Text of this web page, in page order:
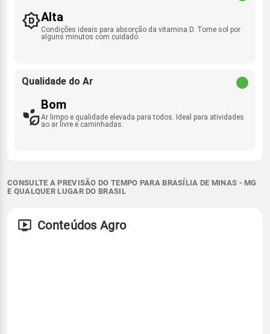
Alta
Condições ideais para absorção da vitamina D. Tome sol por
alguns minutos com cuidado.
Qualidade do Ar
Bom
Ar limpo e qualidade elevada para todos. Ideal para atividades
ao ar livre e caminhadas.
CONSULTE A PREVISÃO DO TEMPO PARA BRASÍLIA DE MINAS - MG
E QUALQUER LUGAR DO BRASIL
Conteúdos Agro